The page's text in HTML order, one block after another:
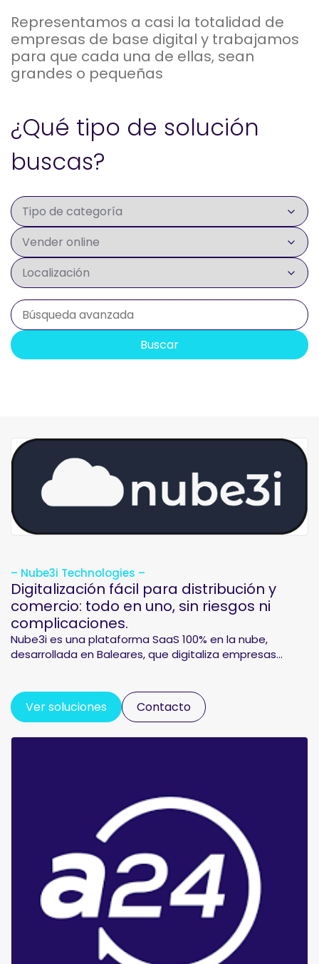
Representamos a casi la totalidad de
empresas de base digital y trabajamos
para que cada una de ellas, sean
grandes o pequeñas
¿Qué tipo de solución
buscas?
Buscar
– Nube3i Technologies –
Digitalización fácil para distribución y
comercio: todo en uno, sin riesgos ni
complicaciones.
Nube3i es una plataforma SaaS 100% en la nube,
desarrollada en Baleares, que digitaliza empresas...
Ver soluciones Contacto